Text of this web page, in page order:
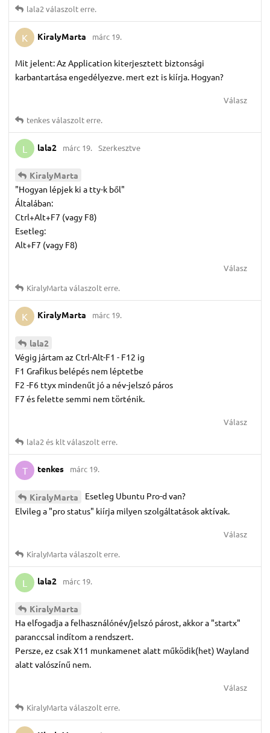
lala2 válaszolt erre.
K KiralyMarta márc 19.
Mit jelent: Az Application kiterjesztett biztonsági
karbantartása engedélyezve. mert ezt is kiírja. Hogyan?
Válasz
tenkesválaszolt erre.
L lala2 márc 19. Szerkesztve
KiralyMarta
"Hogyan lépjek ki a tty-k ből"
Általában:
Ctrl+Alt+F7 (vagy F8)
Esetleg:
Alt+F7 (vagy F8)
Válasz
KiralyMarta válaszolt erre.
K KiralyMarta márc 19.
lala2
Végig jártam az Ctrl-Alt-F1 - F12 ig
F1 Grafikus belépés nem léptetbe
F2 -F6 ttyx mindenűt jó a név-jelszó páros
F7 és felette semmi nem történik.
Válasz
lala2 és kltválaszolt erre.
T tenkes márc 19.
KiralyMarta
Esetleg Ubuntu Pro-d van?
Elvileg a "pro status" kiírja milyen szolgáltatások aktívak.
Válasz
KiralyMarta válaszolt erre.
L lala2 márc 19.
KiralyMarta
Ha elfogadja a felhasználónév/jelszó párost, akkor a "startx"
paranccsal indítom a rendszert.
Persze, ez csak X11 munkamenet alatt működik(het) Wayland
alatt valószínű nem.
Válasz
KiralyMarta válaszolt erre.